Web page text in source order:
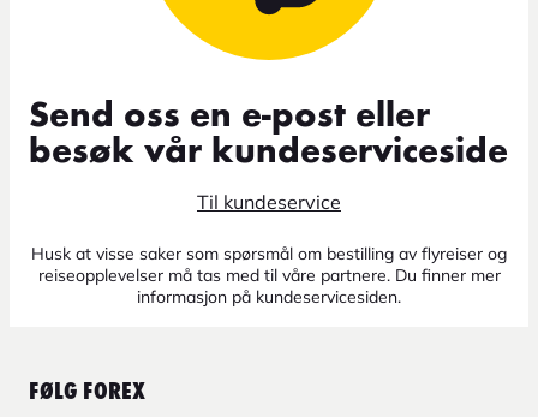
Send oss en e-post eller
besøk vår kundeserviceside
Til kundeservice
Husk at visse saker som spørsmål om bestilling av flyreiser og
reiseopplevelser må tas med til våre partnere. Du finner mer
informasjon på kundeservicesiden.
FØLG FOREX